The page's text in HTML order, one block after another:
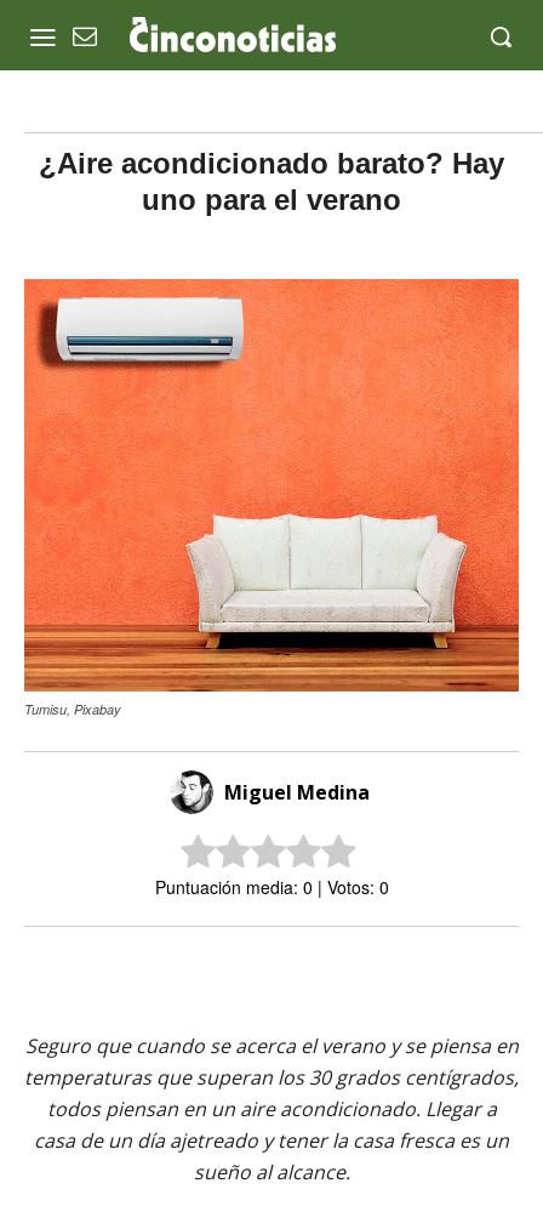
¿Aire acondicionado barato? Hay
uno para el verano
Tumisu, Pixabay
Miguel Medina
Puntuación media: 0 | Votos: 0
Seguro que cuando se acerca el verano y se piensa en
temperaturas que superan los 30 grados centígrados,
todos piensan en un aire acondicionado. Llegar a
casa de un día ajetreado y tener la casa fresca es un
sueño al alcance.